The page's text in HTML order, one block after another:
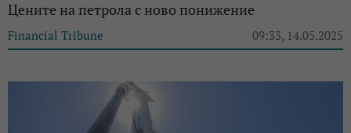
Цените на петрола с ново понижение
Financial Tribune 09:33, 14.05.2025